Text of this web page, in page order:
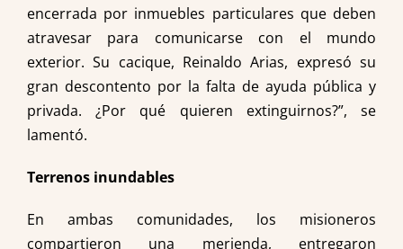
encerrada por inmuebles particulares que deben
atravesar para comunicarse con el mundo
exterior. Su cacique, Reinaldo Arias, expresó su
gran descontento por la falta de ayuda pública y
privada. ¿Por qué quieren extinguirnos?”, se
lamentó.
Terrenos inundables
En ambas comunidades, los misioneros
compartieron una merienda, entregaron